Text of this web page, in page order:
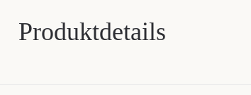
Produktdetails